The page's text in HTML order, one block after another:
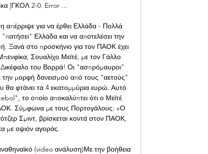
|ΓΚΟΛ 2-0. Error ...
για να έρθει Ελλάδα - Πολλά
Ελλάδα και να αποτελέσει την
Ξανά στο προσκήνιο για τον ΠΑΟΚ έχει
Σουαλίχο Μεϊτέ, με τον Γάλλο
Δικέφαλο του Βορρά! Οι "ασπρόμαυροι"
την μορφή δανεισμού από τους "αετούς"
θα φτάνει τα 4 εκατομμύρια ευρώ. Αυτό
το οποίο αποκαλύπτει ότι ο Μεϊτέ
Σύμφωνα με τους Πορτογάλους: «Ο
Σμιντ, βρίσκεται κοντά στον ΠΑΟΚ,
με οψιόν αγοράς.
(video ανάλυση)Με την βοήθεια